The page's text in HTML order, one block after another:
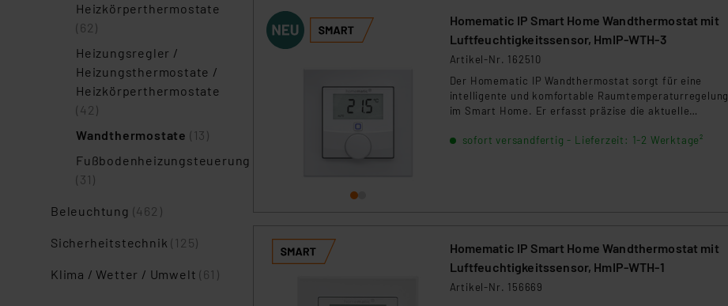
Heizkörperthermostate
(62)
Heizungsregler /
Heizungsthermostate /
Heizkörperthermostate
(42)
Wandthermostate (13)
Fußbodenheizungsteuerung
(31)
Beleuchtung (462)
Sicherheitstechnik(125)
Klima / Wetter / Umwelt(61)
Homematic IP Smart Home Wandthermostat mit
Luftfeuchtigkeitssensor, HmIP-WTH-3
Artikel-Nr. 162510
Der Homematic IP Wandthermostat sorgt für eine
intelligente und komfortable Raumtemperaturregelung
im Smart Home. Er erfasst präzise die aktuelle
Innenräumen und steuert Heizsysteme automatisch
Blick im Blick behalten. Ideal für mehr Wohnkomfort,
Energieeffizienz und ein optimales Raumklima.
sofort versandfertig - Lieferzeit: 1-2 Werktage²
Homematic IP Smart Home Wandthermostat mit
Luftfeuchtigkeitssensor, HmIP-WTH-1
Artikel-Nr. 156669